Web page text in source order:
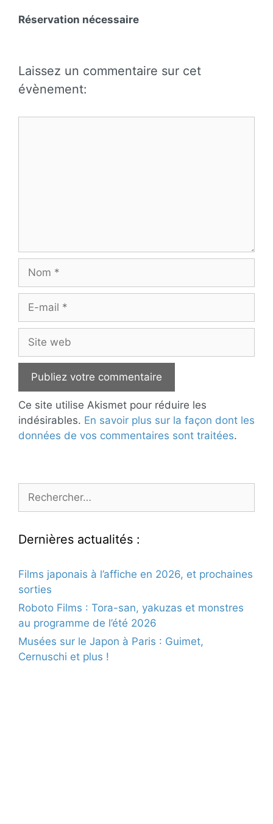
Réservation nécessaire
Laissez un commentaire sur cet
évènement:
mail
web
Ce site utilise Akismet pour réduire les
indésirables. En savoir plus sur la façon dont les
données de vos commentaires sont traitées.
Rechercher :
Dernières actualités :
Films japonais à l’affiche en 2026, et prochaines
sorties
Roboto Films : Tora-san, yakuzas et monstres
au programme de l’été 2026
Musées sur le Japon à Paris : Guimet,
Cernuschi et plus !